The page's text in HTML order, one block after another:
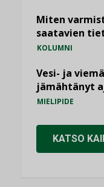
Miten
saatavien
KOLUMNI
Vesi- ja
jämähtänyt
MIELIPIDE
KATSO